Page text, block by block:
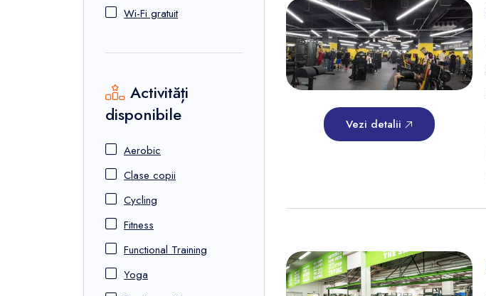
Wi-Fi gratuit
Activități
disponibile
Aerobic
Clase copii
Cycling
Fitness
Functional Training
Yoga
Vezi detalii